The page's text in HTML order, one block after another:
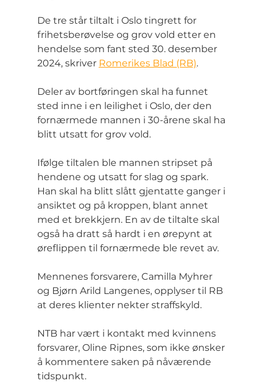
De tre står tiltalt i Oslo tingrett for
frihetsberøvelse og grov vold etter en
hendelse som fant sted 30. desember
2024, skriver Romerikes Blad (RB).
Deler av bortføringen skal ha funnet
sted inne i en leilighet i Oslo, der den
fornærmede mannen i 30-årene skal ha
blitt utsatt for grov vold.
Ifølge tiltalen ble mannen stripset på
hendene og utsatt for slag og spark.
Han skal ha blitt slått gjentatte ganger i
ansiktet og på kroppen, blant annet
med et brekkjern. En av de tiltalte skal
også ha dratt så hardt i en ørepynt at
øreflippen til fornærmede ble revet av.
Mennenes forsvarere, Camilla Myhrer
og Bjørn Arild Langenes, opplyser til RB
at deres klienter nekter straffskyld.
NTB har vært i kontakt med kvinnens
forsvarer, Oline Ripnes, som ikke ønsker
å kommentere saken på nåværende
tidspunkt.